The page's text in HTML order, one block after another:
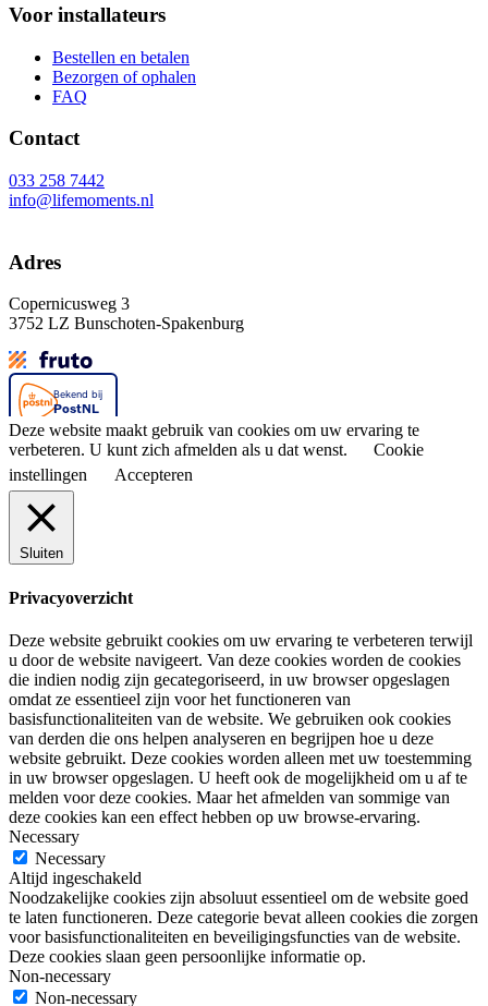
Voor installateurs
Bestellen en betalen
Bezorgen of ophalen
FAQ
Contact
033 258 7442
info@lifemoments.nl
Adres
Copernicusweg 3
3752 LZ Bunschoten-Spakenburg
Deze website maakt gebruik van cookies om uw ervaring te
verbeteren. U kunt zich afmelden als u dat wenst.
Cookie
instellingen
Accepteren
Sluiten
Privacyoverzicht
Deze website gebruikt cookies om uw ervaring te verbeteren terwijl
u door de website navigeert. Van deze cookies worden de cookies
die indien nodig zijn gecategoriseerd, in uw browser opgeslagen
omdat ze essentieel zijn voor het functioneren van
basisfunctionaliteiten van de website. We gebruiken ook cookies
van derden die ons helpen analyseren en begrijpen hoe u deze
website gebruikt. Deze cookies worden alleen met uw toestemming
in uw browser opgeslagen. U heeft ook de mogelijkheid om u af te
melden voor deze cookies. Maar het afmelden van sommige van
deze cookies kan een effect hebben op uw browse-ervaring.
Necessary
Necessary
Altijd ingeschakeld
Noodzakelijke cookies zijn absoluut essentieel om de website goed
te laten functioneren. Deze categorie bevat alleen cookies die zorgen
voor basisfunctionaliteiten en beveiligingsfuncties van de website.
Deze cookies slaan geen persoonlijke informatie op.
Non-necessary
Non-necessary